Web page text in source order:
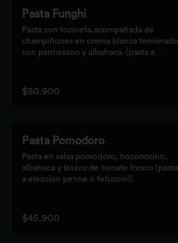
Pasta Funghi
Pasta con tocineta,acompañada de
champiñones en crema blanca terminada
con parmesano y albahaca. (pasta a
$50.900
Pasta Pomodoro
Pasta en salsa pomodoro, boconccino,
albahaca y trozos de tomate fresco (pasta
a elección penne o fetuccini).
$45.900